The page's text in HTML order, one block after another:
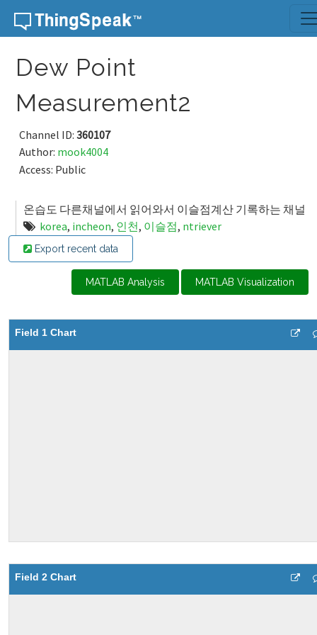
Skip to content
Dew Point
Measurement2
Channel ID: 360107
Author: mook4004
Access: Public
온습도 다른채널에서 읽어와서 이슬점계산 기록하는 채널
korea, incheon, 인천, 이슬점, ntriever
Export recent data
MATLAB Analysis MATLAB Visualization
Field 1 Chart
Field 2 Chart